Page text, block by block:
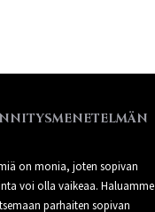
on monia, joten sopivan
voi olla vaikeaa. Haluamme
parhaiten sopivan